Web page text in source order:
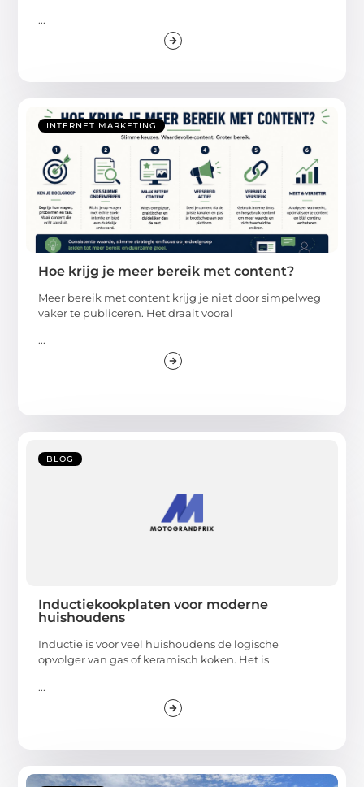
...
INTERNET MARKETING
Hoe krijg je meer bereik met content?
Meer bereik met content krijg je niet door simpelweg
vaker te publiceren. Het draait vooral
...
BLOG
Inductiekookplaten voor moderne
huishoudens
Inductie is voor veel huishoudens de logische
opvolger van gas of keramisch koken. Het is
...